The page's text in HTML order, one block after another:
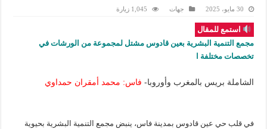
30 مايو، 2025 جهات 1,045 زيارة
استمع للمقال
مجمع التنمية البشرية بعين قادوس مشتل لمجموعة من الورشات في
تخصصات مختلفة ا
الشاملة بريس بالمغرب وأوروبا- فاس: محمد أمقران حمداوي
في قلب حي عين قادوس بمدينة فاس، ينبض مجمع التنمية البشرية بحيوية